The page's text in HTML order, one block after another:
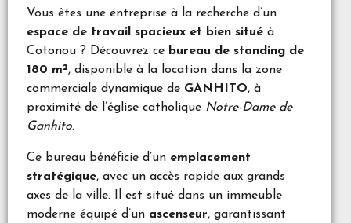
Vous êtes une entreprise à la recherche d’un
espace de travail spacieux et bien situé à
Cotonou ? Découvrez ce bureau de standing de
180 m², disponible à la location dans la zone
commerciale dynamique de GANHITO, à
proximité de l’église catholique Notre-Dame de
Ganhito.
Ce bureau bénéficie d’un emplacement
stratégique, avec un accès rapide aux grands
axes de la ville. Il est situé dans un immeuble
moderne équipé d’un ascenseur, garantissant